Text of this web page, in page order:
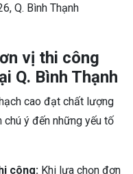
Q. Bình Thạnh
vị thi công
Q. Bình Thạnh
cao đạt chất lượng
ý đến những yếu tố
công: Khi lựa chọn đơn